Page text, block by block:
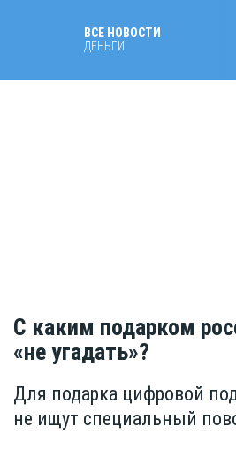
ВСЕ НОВОСТИ
ДЕНЬГИ
С каким подарком
«не угадать»?
Для подарка цифровой
не ищут специальный